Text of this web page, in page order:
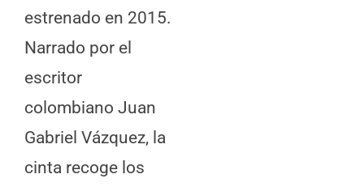
estrenado en 2015.
Narrado por el
escritor
colombiano Juan
Gabriel Vázquez, la
cinta recoge los